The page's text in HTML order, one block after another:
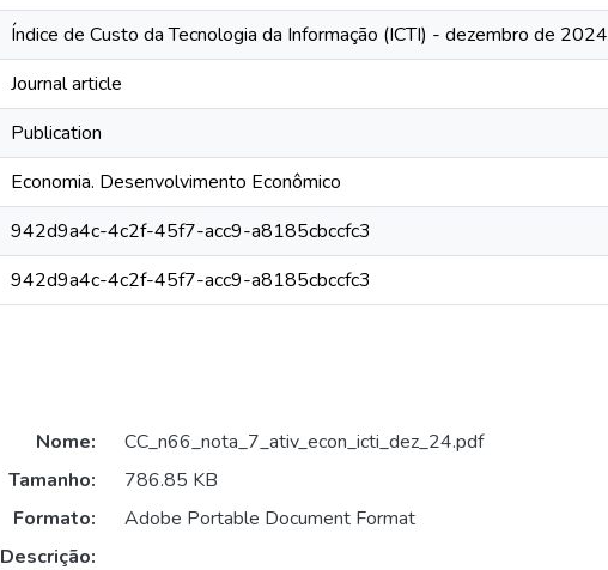
Índice de Custo da Tecnologia da Informação (ICTI) - dezembro de 2024
Journal article
Publication
Economia. Desenvolvimento Econômico
942d9a4c-4c2f-45f7-acc9-a8185cbccfc3
942d9a4c-4c2f-45f7-acc9-a8185cbccfc3
Nome:
CC_n66_nota_7_ativ_econ_icti_dez_24.pdf
Tamanho:
786.85 KB
Formato:
Adobe Portable Document Format
Descrição: